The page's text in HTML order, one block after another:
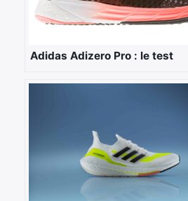
Adidas Adizero Pro : le test